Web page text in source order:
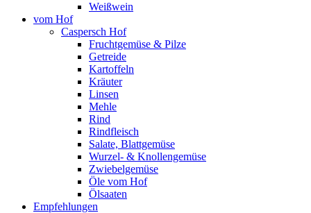
Weißwein
vom Hof
Caspersch Hof
Fruchtgemüse & Pilze
Getreide
Kartoffeln
Kräuter
Linsen
Mehle
Rind
Rindfleisch
Salate, Blattgemüse
Wurzel- & Knollengemüse
Zwiebelgemüse
Öle vom Hof
Ölsaaten
Empfehlungen